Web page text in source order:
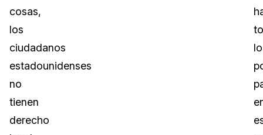
cosas,
los
ciudadanos
estadounidenses
no
tienen
derecho
lo